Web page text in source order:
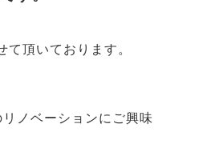
頂いております。
ノベーションにご興味